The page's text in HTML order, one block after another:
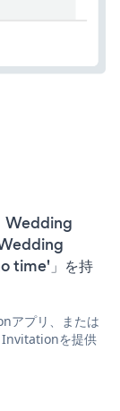
Wedding
time'」を持
アプリ、または
を提供